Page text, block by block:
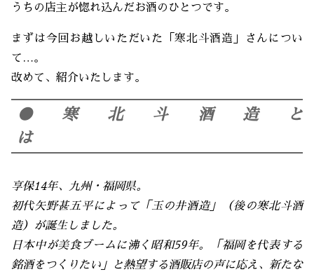
うちの店主が惚れ込んだお酒のひとつです。
まずは今回お越しいただいた「寒北斗酒造」さんについ
て…。
改めて、紹介いたします。
●寒北斗酒造と
享保14年、九州・福岡県。
初代矢野甚五平によって「玉の井酒造」（後の寒北斗酒
造）が誕生しました。
日本中が美食ブームに沸く昭和59年。「福岡を代表する
銘酒をつくりたい」と熱望する酒販店の声に応え、新たな